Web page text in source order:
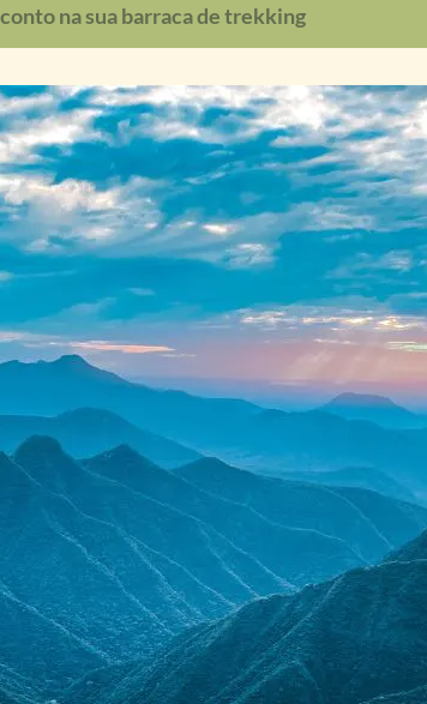
na sua barraca de trekking